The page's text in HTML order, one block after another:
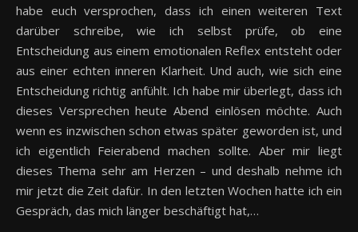
habe euch versprochen, dass ich einen weiteren Text
darüber schreibe, wie ich selbst prüfe, ob eine
Entscheidung aus einem emotionalen Reflex entsteht oder
aus einer echten inneren Klarheit. Und auch, wie sich eine
Entscheidung richtig anfühlt. Ich habe mir überlegt, dass ich
dieses Versprechen heute Abend einlösen möchte. Auch
wenn es inzwischen schon etwas später geworden ist, und
ich eigentlich Feierabend machen sollte. Aber mir liegt
dieses Thema sehr am Herzen – und deshalb nehme ich
mir jetzt die Zeit dafür. In den letzten Wochen hatte ich ein
Gespräch, das mich länger beschäftigt hat,…